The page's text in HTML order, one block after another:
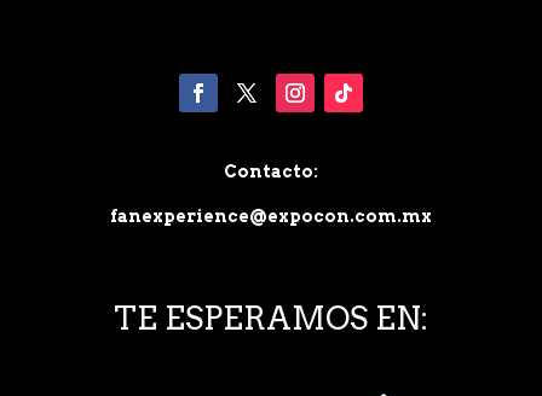
Contacto:
fanexperience@expocon.com.mx
TE ESPERAMOS EN: